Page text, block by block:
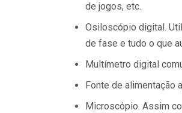
de jogos, etc.
Osiloscópio digital.
de fase e tudo o que
Multímetro digital
Fonte de alimentação
Microscópio. Assim